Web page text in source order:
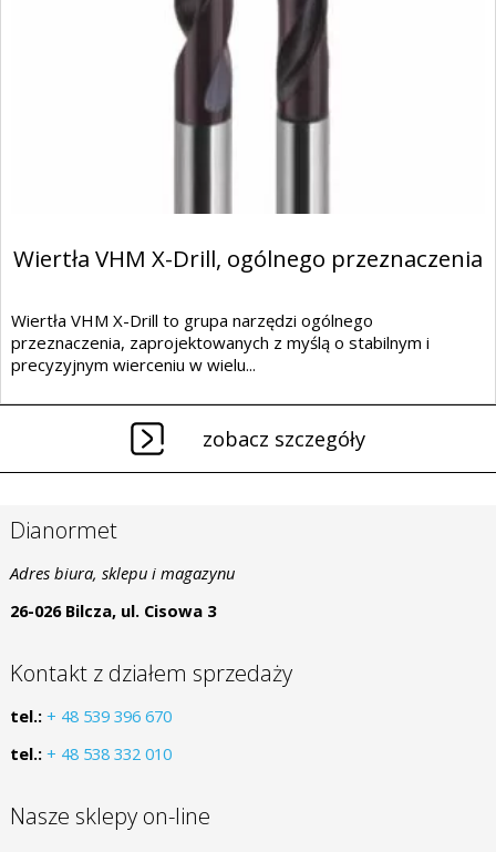
Wiertła VHM X-Drill, ogólnego przeznaczenia
Wiertła VHM X-Drill to grupa narzędzi ogólnego
przeznaczenia, zaprojektowanych z myślą o stabilnym i
precyzyjnym wierceniu w wielu...
zobacz szczegóły
Dianormet
Adres biura, sklepu i magazynu
26-026 Bilcza, ul. Cisowa 3
Kontakt z działem sprzedaży
tel.: + 48 539 396 670
tel.: + 48 538 332 010
Nasze sklepy on-line